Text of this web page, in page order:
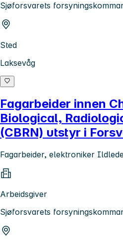
Sjøforsvarets
Sted
Laksevåg
Fagarbeider innen
Biological,
(CBRN) utstyr i
Fagarbeider, elektroniker
Arbeidsgiver
Sjøforsvarets